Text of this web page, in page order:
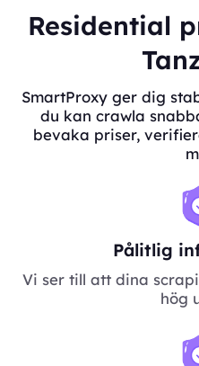
Residential
SmartProxy ger dig
du kan crawla
bevaka priser,
Pålitlig
Vi ser till att dina
hög